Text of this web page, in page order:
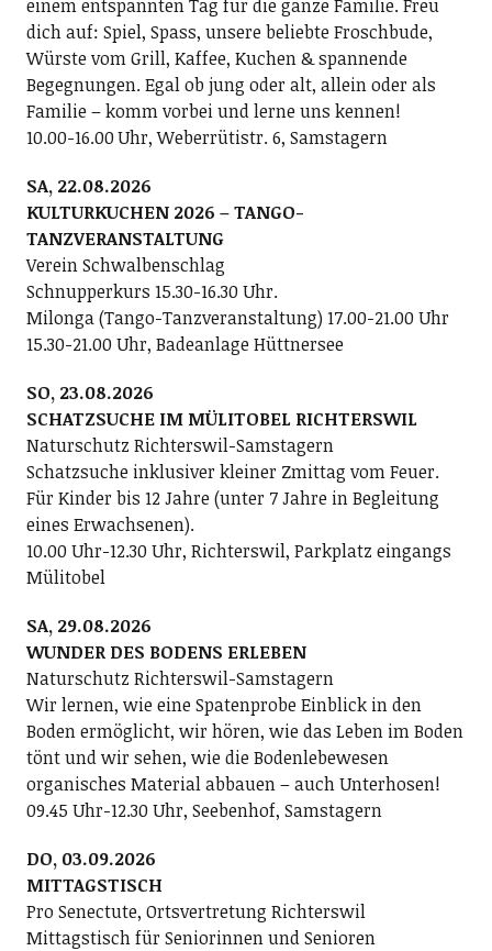
einem entspannten Tag für die ganze Familie. Freu
dich auf: Spiel, Spass, unsere beliebte Froschbude,
Würste vom Grill, Kaffee, Kuchen & spannende
Begegnungen. Egal ob jung oder alt, allein oder als
Familie – komm vorbei und lerne uns kennen!
10.00-16.00 Uhr, Weberrütistr. 6, Samstagern
SA, 22.08.2026
KULTURKUCHEN 2026 – TANGO-
TANZVERANSTALTUNG
Verein Schwalbenschlag
Schnupperkurs 15.30-16.30 Uhr.
Milonga (Tango-Tanzveranstaltung) 17.00-21.00 Uhr
15.30-21.00 Uhr, Badeanlage Hüttnersee
SO, 23.08.2026
SCHATZSUCHE IM MÜLITOBEL RICHTERSWIL
Naturschutz Richterswil-Samstagern
Schatzsuche inklusiver kleiner Zmittag vom Feuer.
Für Kinder bis 12 Jahre (unter 7 Jahre in Begleitung
eines Erwachsenen).
10.00 Uhr-12.30 Uhr, Richterswil, Parkplatz eingangs
Mülitobel
SA, 29.08.2026
WUNDER DES BODENS ERLEBEN
Naturschutz Richterswil-Samstagern
Wir lernen, wie eine Spatenprobe Einblick in den
Boden ermöglicht, wir hören, wie das Leben im Boden
tönt und wir sehen, wie die Bodenlebewesen
organisches Material abbauen – auch Unterhosen!
09.45 Uhr-12.30 Uhr, Seebenhof, Samstagern
DO, 03.09.2026
MITTAGSTISCH
Pro Senectute, Ortsvertretung Richterswil
Mittagstisch für Seniorinnen und Senioren